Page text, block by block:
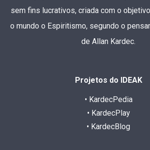
sem fins lucrativos, criada com o
o mundo o Espiritismo, segundo o
de Allan Kardec.
Projetos do IDEAK
• KardecPedia
• KardecPlay
• KardecBlog